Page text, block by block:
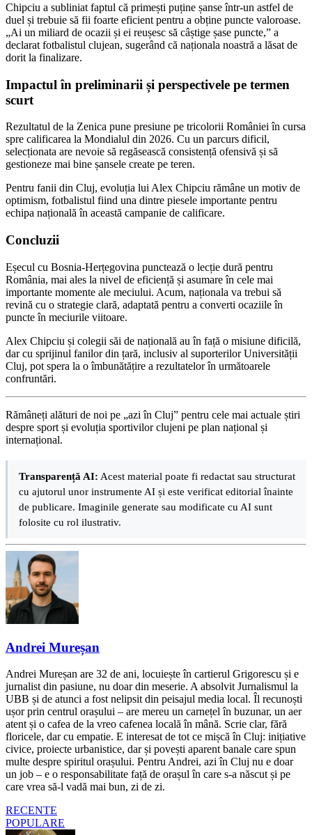
Chipciu a subliniat faptul că primești puține șanse într-un astfel de
duel și trebuie să fii foarte eficient pentru a obține puncte valoroase.
„Ai un miliard de ocazii și ei reușesc să câștige șase puncte,” a
declarat fotbalistul clujean, sugerând că naționala noastră a lăsat de
dorit la finalizare.
Impactul în preliminarii și perspectivele pe termen
scurt
Rezultatul de la Zenica pune presiune pe tricolorii României în cursa
spre calificarea la Mondialul din 2026. Cu un parcurs dificil,
selecționata are nevoie să regăsească consistență ofensivă și să
gestioneze mai bine șansele create pe teren.
Pentru fanii din Cluj, evoluția lui Alex Chipciu rămâne un motiv de
optimism, fotbalistul fiind una dintre piesele importante pentru
echipa națională în această campanie de calificare.
Concluzii
Eșecul cu Bosnia-Herțegovina punctează o lecție dură pentru
România, mai ales la nivel de eficiență și asumare în cele mai
importante momente ale meciului. Acum, naționala va trebui să
revină cu o strategie clară, adaptată pentru a converti ocaziile în
puncte în meciurile viitoare.
Alex Chipciu și colegii săi de națională au în față o misiune dificilă,
dar cu sprijinul fanilor din țară, inclusiv al suporterilor Universității
Cluj, pot spera la o îmbunătățire a rezultatelor în următoarele
confruntări.
Rămâneți alături de noi pe „azi în Cluj” pentru cele mai actuale știri
despre sport și evoluția sportivilor clujeni pe plan național și
internațional.
Transparență AI: Acest material poate fi redactat sau structurat
cu ajutorul unor instrumente AI și este verificat editorial înainte
de publicare. Imaginile generate sau modificate cu AI sunt
folosite cu rol ilustrativ.
Andrei Mureșan
Andrei Mureșan are 32 de ani, locuiește în cartierul Grigorescu și e
jurnalist din pasiune, nu doar din meserie. A absolvit Jurnalismul la
UBB și de atunci a fost nelipsit din peisajul media local. Îl recunoști
ușor prin centrul orașului – are mereu un carnețel în buzunar, un aer
atent și o cafea de la vreo cafenea locală în mână. Scrie clar, fără
floricele, dar cu empatie. E interesat de tot ce mișcă în Cluj: inițiative
civice, proiecte urbanistice, dar și povești aparent banale care spun
multe despre spiritul orașului. Pentru Andrei, azi în Cluj nu e doar
un job – e o responsabilitate față de orașul în care s-a născut și pe
care vrea să-l vadă mai bun, zi de zi.
RECENTE
POPULARE